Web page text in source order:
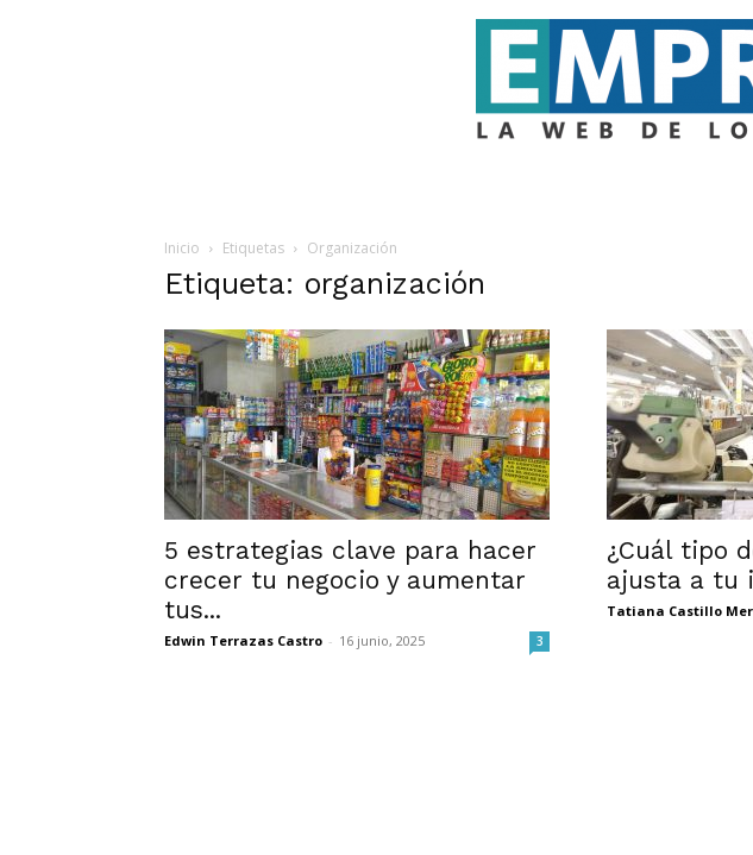
Inicio
Etiquetas Organización
Etiqueta: organización
5 estrategias clave para hacer
crecer tu negocio y aumentar
tus...
Edwin Terrazas Castro - 16 junio, 2025 3
¿Cuál tipo
ajusta a tu
Tatiana Castillo